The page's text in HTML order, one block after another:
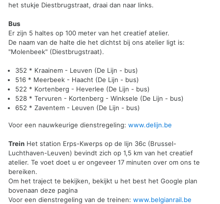
het stukje Diestbrugstraat, draai dan naar links.
Bus
Er zijn 5 haltes op 100 meter van het creatief atelier.
De naam van de halte die het dichtst bij ons atelier ligt is:
"Molenbeek" (Diestbrugstraat).
352 * Kraainem - Leuven (De Lijn - bus)
516 * Meerbeek - Haacht (De Lijn - bus)
522 * Kortenberg - Heverlee (De Lijn - bus)
528 * Tervuren - Kortenberg - Winksele (De Lijn - bus)
652 * Zaventem - Leuven (De Lijn - bus)
Voor een nauwkeurige dienstregeling:www.delijn.be
Trein Het station Erps-Kwerps op de lijn 36c (Brussel-
Luchthaven-Leuven) bevindt zich op 1,5 km van het creatief
atelier. Te voet doet u er ongeveer 17 minuten over om ons te
bereiken.
Om het traject te bekijken, bekijkt u het best het Google plan
bovenaan deze pagina
Voor een dienstregeling van de treinen:www.belgianrail.be